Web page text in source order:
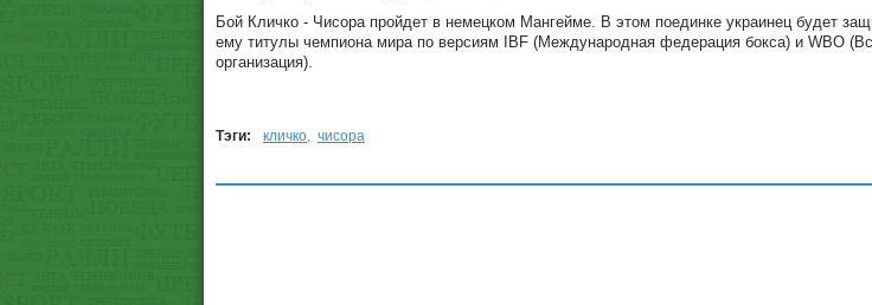
Бой Кличко - Чисора пройдет в немецком Мангейме. В этом поединке украинец будет
ему титулы чемпиона мира по версиям IBF (Международная федерация бокса) и WBO
организация).
Тэги: кличко, чисора